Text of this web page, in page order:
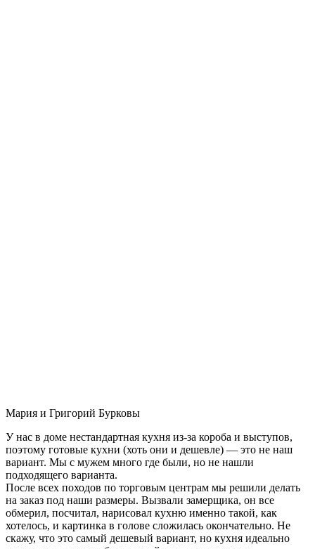
Мария и Григорий Бурковы
У нас в доме нестандартная кухня из-за короба и выступов,
поэтому готовые кухни (хоть они и дешевле) — это не наш
вариант. Мы с мужем много где были, но не нашли
подходящего варианта.
После всех походов по торговым центрам мы решили делать
на заказ под наши размеры. Вызвали замерщика, он все
обмерил, посчитал, нарисовал кухню именно такой, как
хотелось, и картинка в голове сложилась окончательно. Не
скажу, что это самый дешевый вариант, но кухня идеально